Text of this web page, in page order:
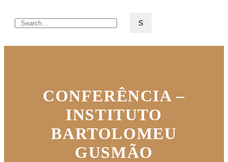
CONFERÊNCIA –
INSTITUTO
BARTOLOMEU
GUSMÃO